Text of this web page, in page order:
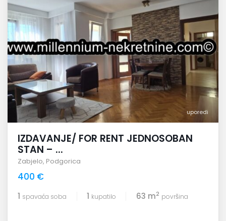
uporedi
IZDAVANJE/ FOR RENT JEDNOSOBAN
STAN – ...
Zabjelo, Podgorica
400 €
1 spavaća soba 1 kupatilo 63 m2 površina